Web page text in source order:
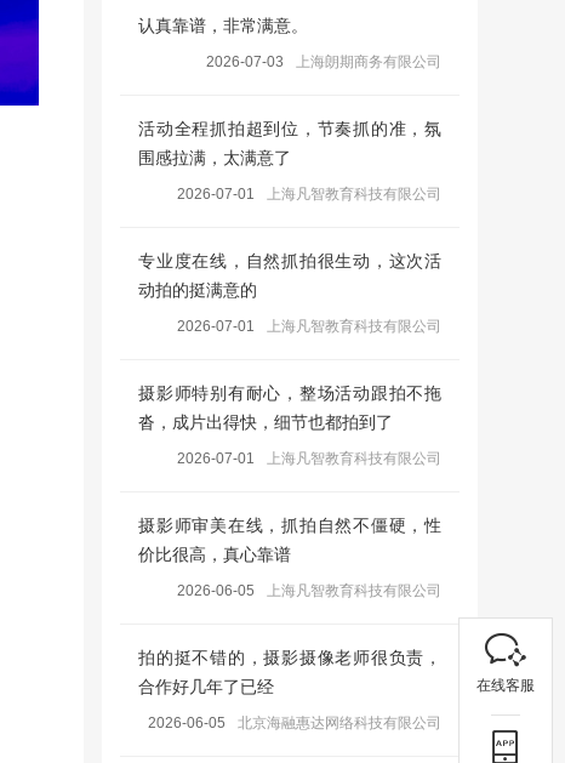
认真靠谱，非常满意。
2026-07-03 上海朗期商务有限公司
活动全程抓拍超到位，节奏抓的准，氛
围感拉满，太满意了
2026-07-01 上海凡智教育科技有限公司
专业度在线，自然抓拍很生动，这次活
动拍的挺满意的
2026-07-01 上海凡智教育科技有限公司
摄影师特别有耐心，整场活动跟拍不拖
沓，成片出得快，细节也都拍到了
2026-07-01 上海凡智教育科技有限公司
摄影师审美在线，抓拍自然不僵硬，性
价比很高，真心靠谱
2026-06-05 上海凡智教育科技有限公司
拍的挺不错的，摄影摄像老师很负责，
合作好几年了已经
2026-06-05 北京海融惠达网络科技有限公司
在线客服